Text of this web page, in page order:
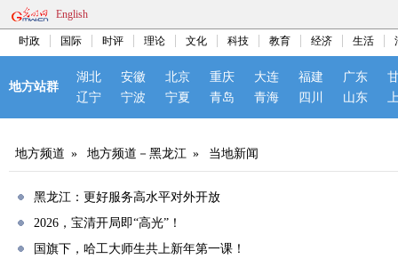
English
时政 国际 时评 理论 文化 科技 教育 经济 生活
地方站群
湖北 安徽 北京 重庆 大连 福建 广东
辽宁
宁波 宁夏 青岛 青海 四川 山东
地方频道 » 地方频道－黑龙江 » 当地新闻
黑龙江：更好服务高水平对外开放
2026，宝清开局即“高光”！
国旗下，哈工大师生共上新年第一课！